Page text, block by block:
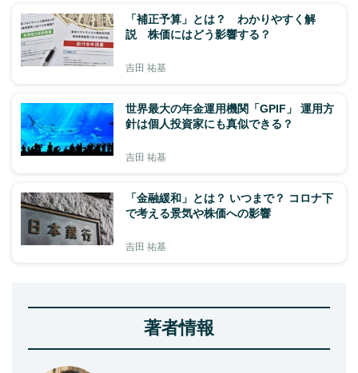
「補正予算」とは？ わかりやすく解
説 株価にはどう影響する？
吉田 祐基
世界最大の年金運用機関「GPIF」 運用方
針は個人投資家にも真似できる？
吉田 祐基
「金融緩和」とは？ いつまで？ コロナ下
で考える景気や株価への影響
吉田 祐基
著者情報